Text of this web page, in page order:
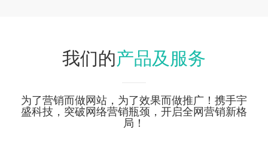
我们的产品及服务
为了营销而做网站，为了效果而做推广！携手宇
盛科技，突破网络营销瓶颈，开启全网营销新格
局！